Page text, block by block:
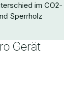
im CO2-
Sperrholz
Gerät